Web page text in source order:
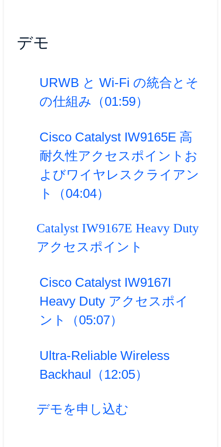
デモ
URWB と Wi-Fi の統合とそ
の仕組み（01:59）
Cisco Catalyst IW9165E 高
耐久性アクセスポイントお
よびワイヤレスクライアン
ト（04:04）
Catalyst IW9167E Heavy Duty
アクセスポイント
Cisco Catalyst IW9167I
Heavy Duty アクセスポイ
ント（05:07）
Ultra-Reliable Wireless
Backhaul（12:05）
デモを申し込む